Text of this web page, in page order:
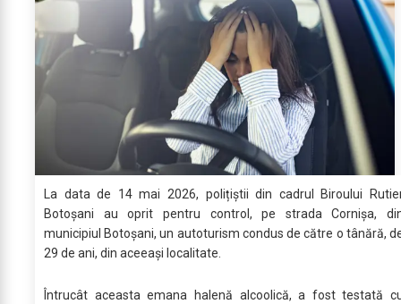
La data de 14 mai 2026, polițiștii din cadrul Biroului
Botoșani au oprit pentru control, pe strada Cornișa,
municipiul Botoșani, un autoturism condus de către o tânără,
29 de ani, din aceeași localitate.
Întrucât aceasta emana halenă alcoolică, a fost testată